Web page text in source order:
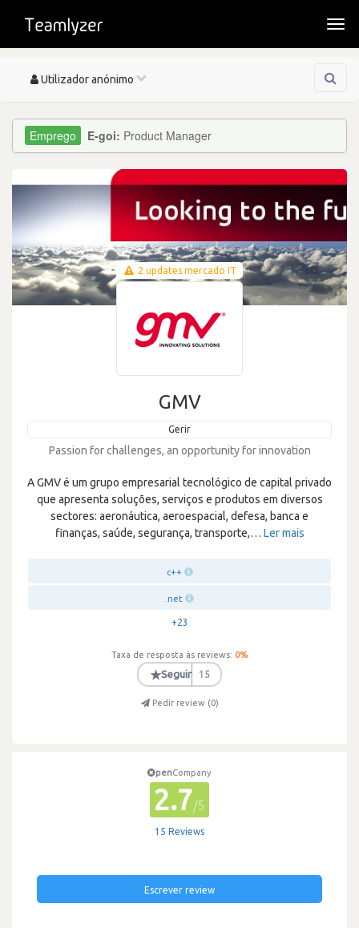
Toggle
Utilizador anónimo
E-goi: Product Manager
2 updates mercado IT
GMV
Gerir
Passion for challenges, an opportunity for innovation
A GMV é um grupo empresarial tecnológico de capital privado
que apresenta soluções, serviços e produtos em diversos
sectores: aeronáutica, aeroespacial, defesa, banca e
finanças, saúde, segurança, transporte,… Ler mais
c++
.net
+23
Taxa de resposta às reviews: 0%
★Seguir 15
Pedir review (0)
penCompany
2.7/5
15 Reviews
Escrever review